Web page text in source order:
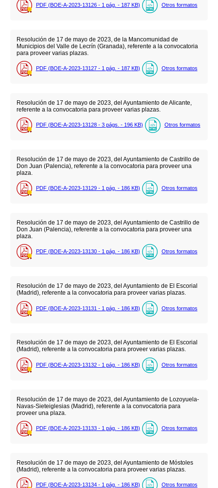
PDF (BOE-A-2023-13126 - 1 pág. - 187 KB) Otros formatos
Resolución de 17 de mayo de 2023, de la Mancomunidad de
Municipios del Valle de Lecrín (Granada), referente a la convocatoria
para proveer varias plazas.
PDF (BOE-A-2023-13127 - 1 pág. - 187 KB) Otros formatos
Resolución de 17 de mayo de 2023, del Ayuntamiento de Alicante,
referente a la convocatoria para proveer varias plazas.
PDF (BOE-A-2023-13128 - 3 págs. - 196 KB) Otros formatos
Resolución de 17 de mayo de 2023, del Ayuntamiento de Castrillo de
Don Juan (Palencia), referente a la convocatoria para proveer una
plaza.
PDF (BOE-A-2023-13129 - 1 pág. - 186 KB) Otros formatos
Resolución de 17 de mayo de 2023, del Ayuntamiento de Castrillo de
Don Juan (Palencia), referente a la convocatoria para proveer una
plaza.
PDF (BOE-A-2023-13130 - 1 pág. - 186 KB) Otros formatos
Resolución de 17 de mayo de 2023, del Ayuntamiento de El Escorial
(Madrid), referente a la convocatoria para proveer varias plazas.
PDF (BOE-A-2023-13131 - 1 pág. - 186 KB) Otros formatos
Resolución de 17 de mayo de 2023, del Ayuntamiento de El Escorial
(Madrid), referente a la convocatoria para proveer varias plazas.
PDF (BOE-A-2023-13132 - 1 pág. - 186 KB) Otros formatos
Resolución de 17 de mayo de 2023, del Ayuntamiento de Lozoyuela-
Navas-Sieteiglesias (Madrid), referente a la convocatoria para
proveer una plaza.
PDF (BOE-A-2023-13133 - 1 pág. - 186 KB) Otros formatos
Resolución de 17 de mayo de 2023, del Ayuntamiento de Móstoles
(Madrid), referente a la convocatoria para proveer varias plazas.
PDF (BOE-A-2023-13134 - 1 pág. - 186 KB) Otros formatos